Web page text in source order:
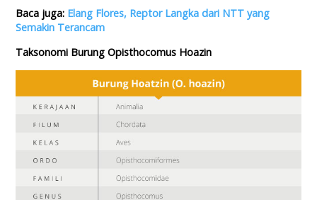
Baca juga: Elang Flores, Reptor Langka dari NTT yang
Semakin Terancam
Taksonomi Burung Opisthocomus Hoazin